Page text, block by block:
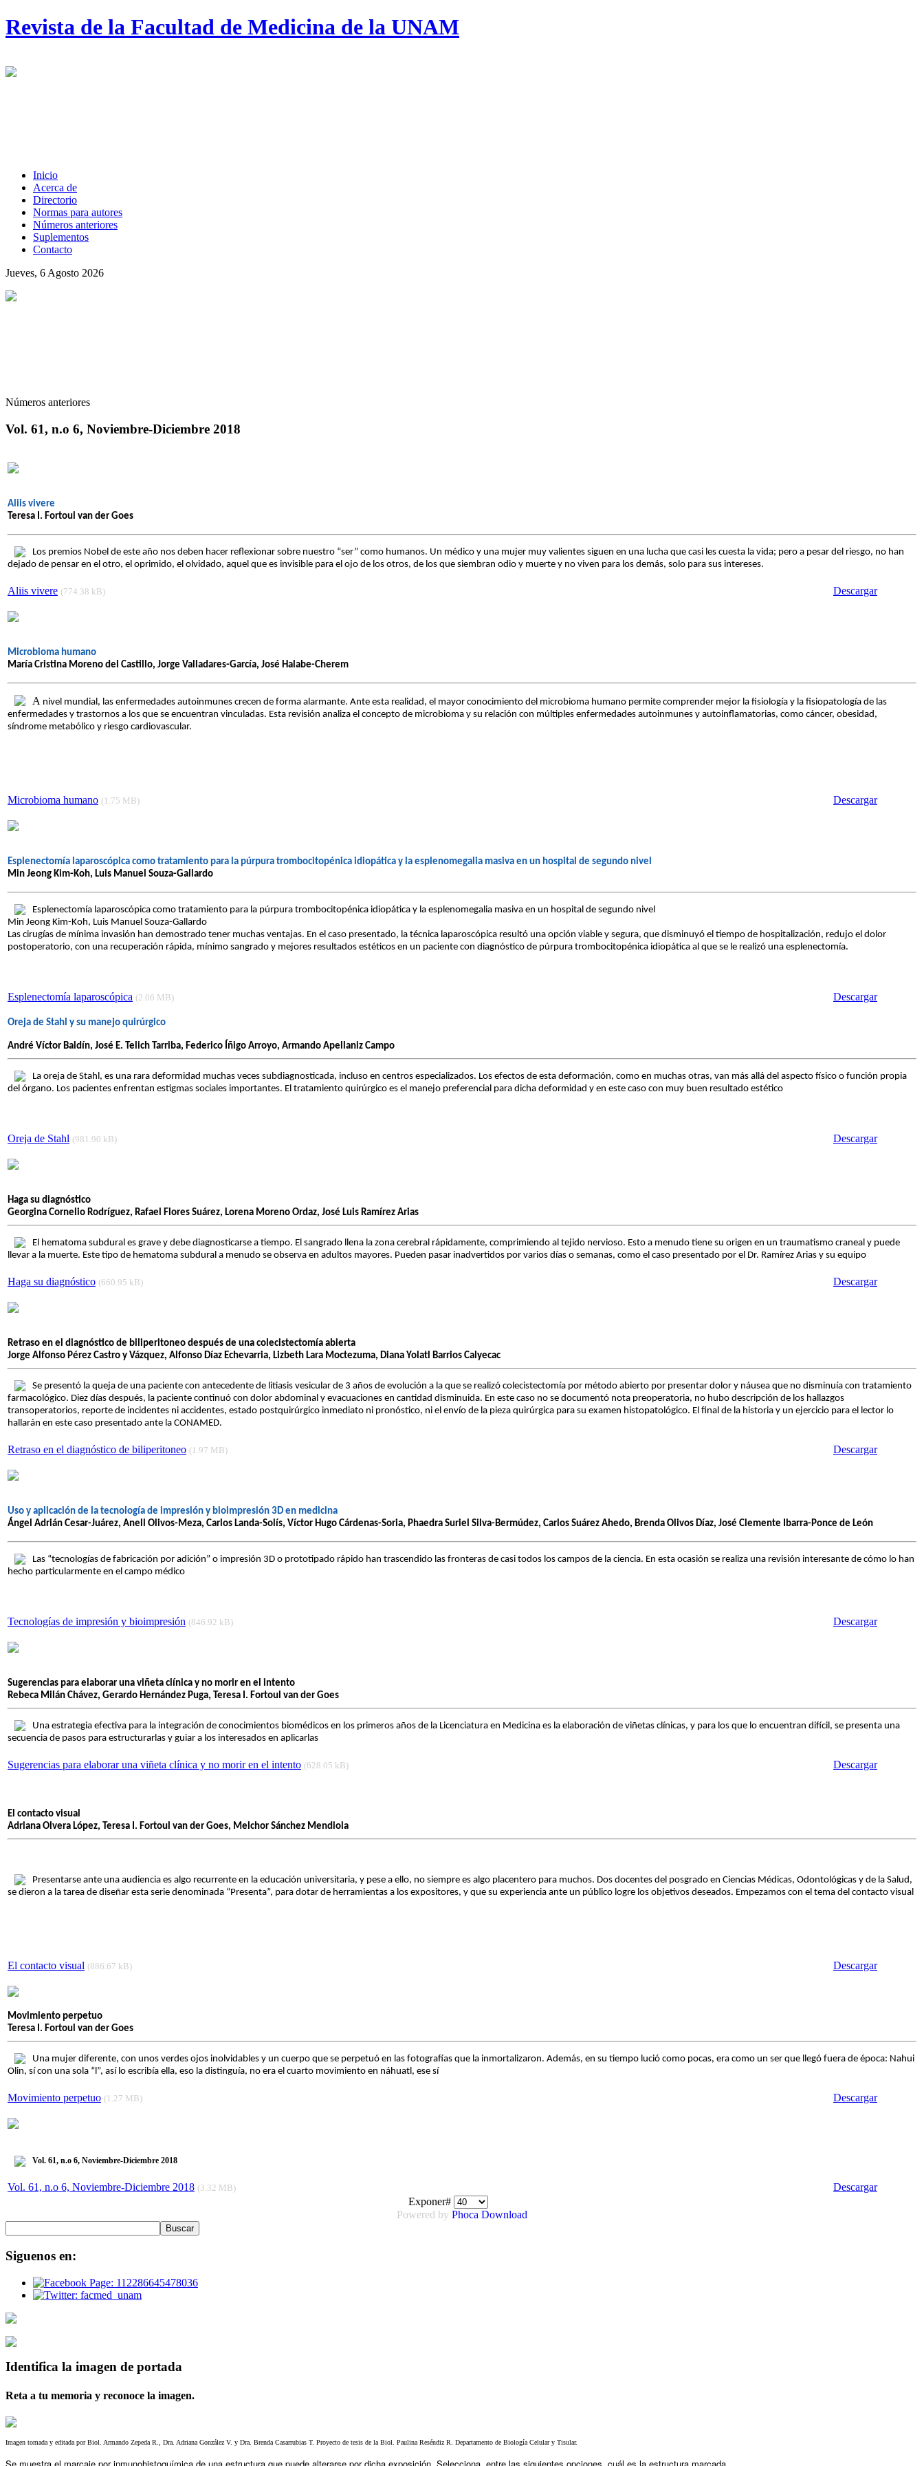
Revista de la Facultad de Medicina de la UNAM
Inicio
Acerca de
Directorio
Normas para autores
Números anteriores
Suplementos
Contacto
Jueves, 6 Agosto 2026
Números anteriores
Vol. 61, n.o 6, Noviembre-Diciembre 2018
Aliis vivere
Teresa I. Fortoul van der Goes
Los premios Nobel de este año nos deben hacer reflexionar sobre nuestro “ser” como humanos. Un médico y una mujer muy valientes siguen en una lucha que casi les cuesta la vida; pero a pesar del riesgo, no han
dejado de pensar en el otro, el oprimido, el olvidado, aquel que es invisible para el ojo de los otros, de los que siembran odio y muerte y no viven para los demás, solo para sus intereses.
Aliis vivere (774.38 kB) Descargar
Microbioma humano
María Cristina Moreno del Castillo, Jorge Valladares-García, José Halabe-Cherem
A nivel mundial, las enfermedades autoinmunes crecen de forma alarmante. Ante esta realidad, el mayor conocimiento del microbioma humano permite comprender mejor la fisiología y la fisiopatología de las
enfermedades y trastornos a los que se encuentran vinculadas. Esta revisión analiza el concepto de microbioma y su relación con múltiples enfermedades autoinmunes y autoinflamatorias, como cáncer, obesidad,
síndrome metabólico y riesgo cardiovascular.
Microbioma humano (1.75 MB) Descargar
Esplenectomía laparoscópica como tratamiento para la púrpura trombocitopénica idiopática y la esplenomegalia masiva en un hospital de segundo nivel
Min Jeong Kim-Koh, Luis Manuel Souza-Gallardo
Esplenectomía laparoscópica como tratamiento para la púrpura trombocitopénica idiopática y la esplenomegalia masiva en un hospital de segundo nivel
Min Jeong Kim-Koh, Luis Manuel Souza-Gallardo
Las cirugías de mínima invasión han demostrado tener muchas ventajas. En el caso presentado, la técnica laparoscópica resultó una opción viable y segura, que disminuyó el tiempo de hospitalización, redujo el dolor
postoperatorio, con una recuperación rápida, mínimo sangrado y mejores resultados estéticos en un paciente con diagnóstico de púrpura trombocitopénica idiopática al que se le realizó una esplenectomía.
Esplenectomía laparoscópica (2.06 MB) Descargar
Oreja de Stahl y su manejo quirúrgico
André Víctor Baldín, José E. Telich Tarriba, Federico Íñigo Arroyo, Armando Apellaniz Campo
La oreja de Stahl, es una rara deformidad muchas veces subdiagnosticada, incluso en centros especializados. Los efectos de esta deformación, como en muchas otras, van más allá del aspecto físico o función propia
del órgano. Los pacientes enfrentan estigmas sociales importantes. El tratamiento quirúrgico es el manejo preferencial para dicha deformidad y en este caso con muy buen resultado estético
Oreja de Stahl (981.90 kB) Descargar
Haga su diagnóstico
Georgina Cornelio Rodríguez, Rafael Flores Suárez, Lorena Moreno Ordaz, José Luis Ramírez Arias
El hematoma subdural es grave y debe diagnosticarse a tiempo. El sangrado llena la zona cerebral rápidamente, comprimiendo al tejido nervioso. Esto a menudo tiene su origen en un traumatismo craneal y puede
llevar a la muerte. Este tipo de hematoma subdural a menudo se observa en adultos mayores. Pueden pasar inadvertidos por varios días o semanas, como el caso presentado por el Dr. Ramírez Arias y su equipo
Haga su diagnóstico (660.95 kB) Descargar
Retraso en el diagnóstico de biliperitoneo después de una colecistectomía abierta
Jorge Alfonso Pérez Castro y Vázquez, Alfonso Díaz Echevarria, Lizbeth Lara Moctezuma, Diana Yolatl Barrios Calyecac
Se presentó la queja de una paciente con antecedente de litiasis vesicular de 3 años de evolución a la que se realizó colecistectomía por método abierto por presentar dolor y náusea que no disminuía con tratamiento
farmacológico. Diez días después, la paciente continuó con dolor abdominal y evacuaciones en cantidad disminuida. En este caso no se documentó nota preoperatoria, no hubo descripción de los hallazgos
transoperatorios, reporte de incidentes ni accidentes, estado postquirúrgico inmediato ni pronóstico, ni el envío de la pieza quirúrgica para su examen histopatológico. El final de la historia y un ejercicio para el lector lo
hallarán en este caso presentado ante la CONAMED.
Retraso en el diagnóstico de biliperitoneo (1.97 MB) Descargar
Uso y aplicación de la tecnología de impresión y bioimpresión 3D en medicina
Ángel Adrián Cesar-Juárez, Anell Olivos-Meza, Carlos Landa-Solís, Víctor Hugo Cárdenas-Soria, Phaedra Suriel Silva-Bermúdez, Carlos Suárez Ahedo, Brenda Olivos Díaz, José Clemente Ibarra-Ponce de León
Las “tecnologías de fabricación por adición” o impresión 3D o prototipado rápido han trascendido las fronteras de casi todos los campos de la ciencia. En esta ocasión se realiza una revisión interesante de cómo lo han
hecho particularmente en el campo médico
Tecnologías de impresión y bioimpresión (846.92 kB) Descargar
Sugerencias para elaborar una viñeta clínica y no morir en el intento
Rebeca Milán Chávez, Gerardo Hernández Puga, Teresa I. Fortoul van der Goes
Una estrategia efectiva para la integración de conocimientos biomédicos en los primeros años de la Licenciatura en Medicina es la elaboración de viñetas clínicas, y para los que lo encuentran difícil, se presenta una
secuencia de pasos para estructurarlas y guiar a los interesados en aplicarlas
Sugerencias para elaborar una viñeta clínica y no morir en el intento (628.05 kB) Descargar
El contacto visual
Adriana Olvera López, Teresa I. Fortoul van der Goes, Melchor Sánchez Mendiola
Presentarse ante una audiencia es algo recurrente en la educación universitaria, y pese a ello, no siempre es algo placentero para muchos. Dos docentes del posgrado en Ciencias Médicas, Odontológicas y de la Salud,
se dieron a la tarea de diseñar esta serie denominada “Presenta”, para dotar de herramientas a los expositores, y que su experiencia ante un público logre los objetivos deseados. Empezamos con el tema del contacto visual
El contacto visual (886.67 kB) Descargar
Movimiento perpetuo
Teresa I. Fortoul van der Goes
Una mujer diferente, con unos verdes ojos inolvidables y un cuerpo que se perpetuó en las fotografías que la inmortalizaron. Además, en su tiempo lució como pocas, era como un ser que llegó fuera de época: Nahui
Olin, sí con una sola “l”, así lo escribía ella, eso la distinguía, no era el cuarto movimiento en náhuatl, ese sí
Movimiento perpetuo (1.27 MB) Descargar
Vol. 61, n.o 6, Noviembre-Diciembre 2018
Vol. 61, n.o 6, Noviembre-Diciembre 2018 (3.32 MB)
Descargar
Exponer#
Powered by Phoca Download
Siguenos en:
Identifica la imagen de portada
Reta a tu memoria y reconoce la imagen.
Imagen tomada y editada por Biol. Armando Zepeda R., Dra. Adriana González V. y Dra. Brenda Casarrubias T. Proyecto de tesis de la Biol. Paulina Reséndiz R. Departamento de Biología Celular y Tisular.